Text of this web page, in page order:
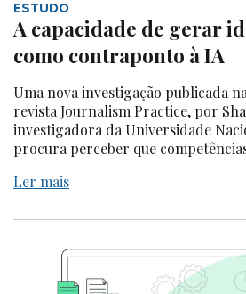
ESTUDO
A capacidade de gerar
como contraponto à IA
Uma nova investigação publicada na
revista Journalism Practice, por
investigadora da Universidade
procura perceber que
Ler mais